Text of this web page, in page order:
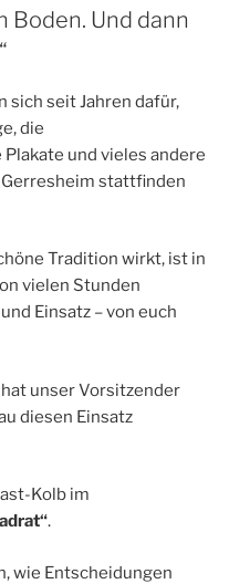
Boden. Und dann
sich seit Jahren dafür,
die
und vieles andere
stattfinden
Tradition wirkt, ist in
vielen Stunden
Einsatz – von euch
unser Vorsitzender
diesen Einsatz
Kolb im
.
wie Entscheidungen